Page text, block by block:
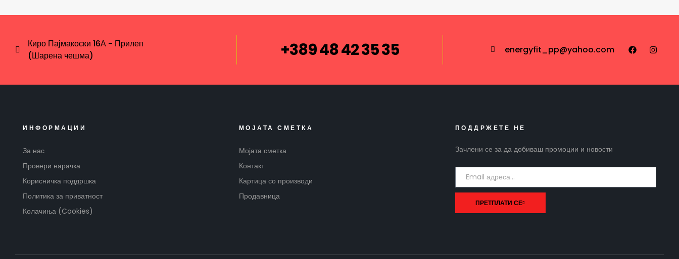
Киро Пајмакоски 16А - Прилеп
(Шарена чешма)
+389 48 42 35 35 energyfit_pp@yahoo.com
ИНФОРМАЦИИ
За нас
Провери нарачка
Корисничка поддршка
Политика за приватност
Колачиња (Cookies)
МОЈАТА СМЕТКА
Мојата сметка
Контакт
Картица со производи
Продавница
ПОДДРЖЕТЕ НЕ
Зачлени се за да добиваш промоции и новости
ПРЕТПЛАТИ СЕ